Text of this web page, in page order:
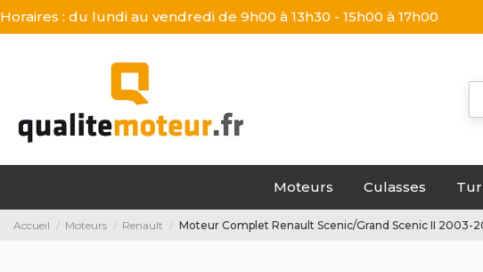
Horaires : du lundi au vendredi de 9h00 à 13h30 - 15h00 à 17h00
Moteurs Culasses
Accueil Moteurs Renault Moteur Complet Renault Scenic/Grand Scenic II 2003-